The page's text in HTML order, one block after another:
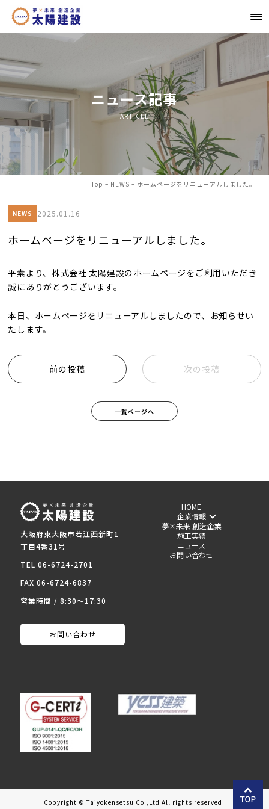
ニュース記事
ARTICLE
Top – NEWS – ホームページをリニューアルしました。
NEWS 2025.01.16
ホームページをリニューアルしました。
平素より、株式会社 太陽建設のホームページをご利用いただき
誠にありがとうございます。
本日、ホームページをリニューアルしましたので、お知らせい
たします。
前の投稿 次の投稿
一覧ページへ
大阪府東大阪市若江西新町1
丁目4番31号
TEL 06-6724-2701
FAX 06-6724-6837
営業時間 / 8:30～17:30
お問い合わせ
HOME
企業情報
夢×未来 創造企業
施工実績
ニュース
お問い合わせ
Copyright © Taiyokensetsu Co.,Ltd All rights reserved.